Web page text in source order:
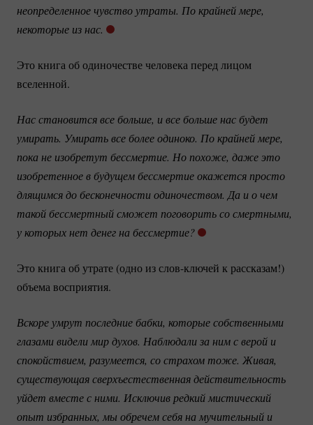
неопределенное чувство утраты. По крайней мере,
некоторые из нас.
Это книга об одиночестве человека перед лицом
вселенной.
Нас становится все больше, и все больше нас будет
умирать. Умирать все более одиноко. По крайней мере,
пока не изобретут бессмертие. Но похоже, даже это
изобретенное в будущем бессмертие окажется просто
длящимся до бесконечности одиночеством. Да и о чем
такой бессмертный сможет поговорить со смертными,
у которых нет денег на бессмертие?
Это книга об утрате (одно изслов-ключей к рассказам!)
объема восприятия.
Вскоре умрут последние бабки, которые собственными
глазами видели мир духов. Наблюдали за ним с верой и
спокойствием, разумеется, со страхом тоже. Живая,
существующая сверхъестественная действительность
уйдет вместе с ними. Исключив редкий мистический
опыт избранных, мы обречем себя на мучительный и